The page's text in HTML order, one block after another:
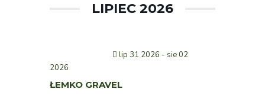
LIPIEC 2026
lip 31 2026 - sie 02
2026
ŁEMKO GRAVEL